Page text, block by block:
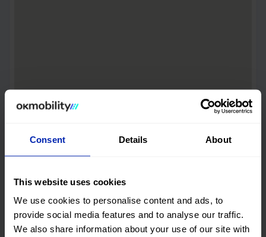
Consent Details About
This website uses cookies
We use cookies to personalise content and ads, to
provide social media features and to analyse our traffic.
We also share information about your use of our site with
Showrooms de España
Islas Baleares
Cuenca